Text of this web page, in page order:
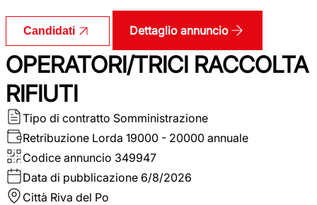
Candidati Dettaglio annuncio
OPERATORI/TRICI RACCOLTA
RIFIUTI
Tipo di contratto Somministrazione
Retribuzione Lorda 19000 - 20000 annuale
Codice annuncio 349947
Data di pubblicazione 6/8/2026
Città Riva del Po